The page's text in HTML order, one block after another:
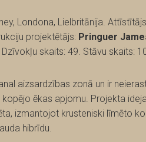
Londona, Lielbritānija.
projektētājs: Pringuer
Dzīvokļu skaits: 49. Stāvu skaits:
aizsardzības zonā un ir
ēkas apjomu. Projekta
izmantojot krusteniski līmēto
hibrīdu.